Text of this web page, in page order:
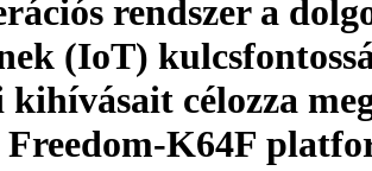
rendszer a
(IoT)
kihívásait célozza
Freedom-K64F